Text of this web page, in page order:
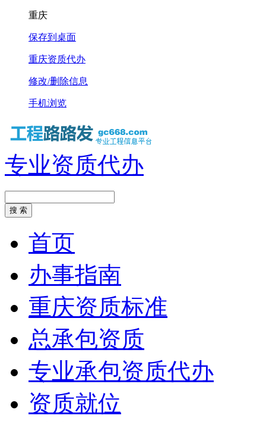
重庆
保存到桌面
重庆资质代办
修改/删除信息
手机浏览
专业资质代办
首页
办事指南
重庆资质标准
总承包资质
专业承包资质代办
资质就位